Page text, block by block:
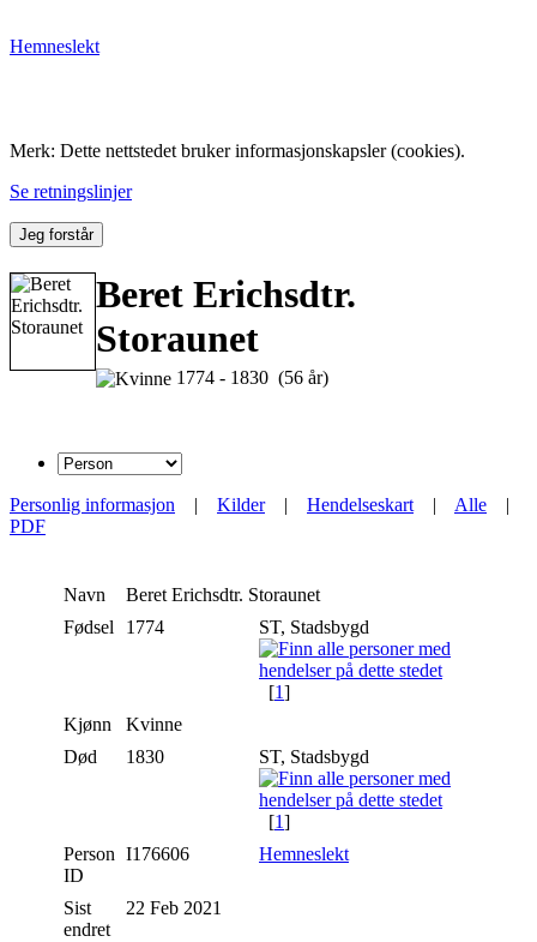
Hemneslekt
Merk: Dette nettstedet bruker informasjonskapsler (cookies).
Se retningslinjer
Jeg forstår
Beret Erichsdtr.
Storaunet
1774 - 1830 (56 år)
Personlig informasjon | Kilder| Hendelseskart| Alle |
PDF
Navn Beret Erichsdtr. Storaunet
Fødsel
1774 ST, Stadsbygd
[1]
Kjønn
Kvinne
Død
1830 ST, Stadsbygd
[1]
Person
ID
I176606 Hemneslekt
Sist
endret
22 Feb 2021